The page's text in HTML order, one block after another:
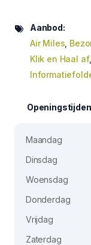
Aanbod:
Air Miles
Klik en Haal af,
Openingstijden
Maandag
Dinsdag
Woensdag
Donderdag
Vrijdag
Zaterdag